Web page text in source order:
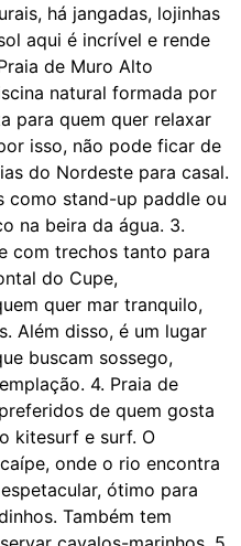
há jangadas, lojinhas
aqui é incrível e rende
de Muro Alto
natural formada por
para quem quer relaxar
isso, não pode ficar de
do Nordeste para casal.
como stand-up paddle ou
na beira da água. 3.
com trechos tanto para
do Cupe,
quer mar tranquilo,
Além disso, é um lugar
buscam sossego,
4. Praia de
de quem gosta
kitesurf e surf. O
onde o rio encontra
ótimo para
Também tem